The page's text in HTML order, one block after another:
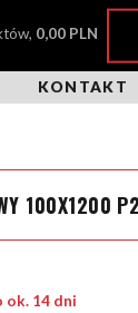
0,00 PLN
KONTAKT
100X1200
ok. 14 dni